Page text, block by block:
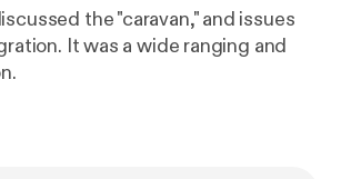
the "caravan," and issues
It was a wide ranging and